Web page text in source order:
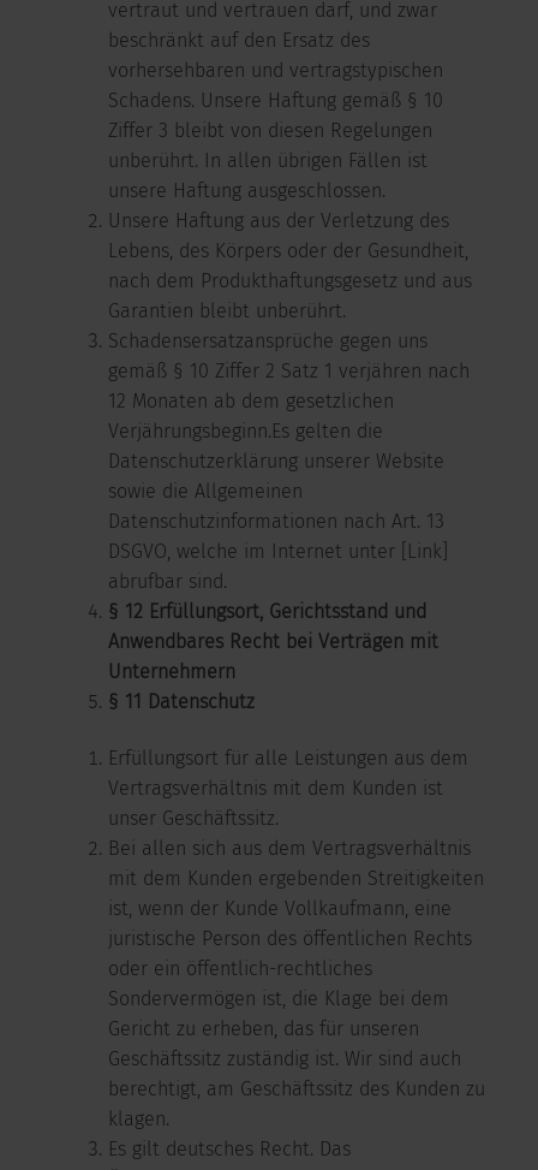
vertraut und vertrauen darf, und zwar
beschränkt auf den Ersatz des
vorhersehbaren und vertragstypischen
Schadens. Unsere Haftung gemäß § 10
Ziffer 3 bleibt von diesen Regelungen
unberührt. In allen übrigen Fällen ist
unsere Haftung ausgeschlossen.
Unsere Haftung aus der Verletzung des
Lebens, des Körpers oder der Gesundheit,
nach dem Produkthaftungsgesetz und aus
Garantien bleibt unberührt.
Schadensersatzansprüche gegen uns
gemäß § 10 Ziffer 2 Satz 1 verjähren nach
12 Monaten ab dem gesetzlichen
Verjährungsbeginn.Es gelten die
Datenschutzerklärung unserer Website
sowie die Allgemeinen
Datenschutzinformationen nach Art. 13
DSGVO, welche im Internet unter [Link]
abrufbar sind.
§ 12 Erfüllungsort, Gerichtsstand und
Anwendbares Recht bei Verträgen mit
Unternehmern
§ 11 Datenschutz
Erfüllungsort für alle Leistungen aus dem
Vertragsverhältnis mit dem Kunden ist
unser Geschäftssitz.
Bei allen sich aus dem Vertragsverhältnis
mit dem Kunden ergebenden Streitigkeiten
ist, wenn der Kunde Vollkaufmann, eine
juristische Person des öffentlichen Rechts
oder ein öffentlich-rechtliches
Sondervermögen ist, die Klage bei dem
Gericht zu erheben, das für unseren
Geschäftssitz zuständig ist. Wir sind auch
berechtigt, am Geschäftssitz des Kunden zu
klagen.
Es gilt deutsches Recht. Das